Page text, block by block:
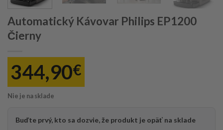
Automatický Kávovar Philips EP1200
Čierny
344,90€
Nie je na sklade
Buďte prvý, kto sa dozvie, že produkt je opäť na sklade